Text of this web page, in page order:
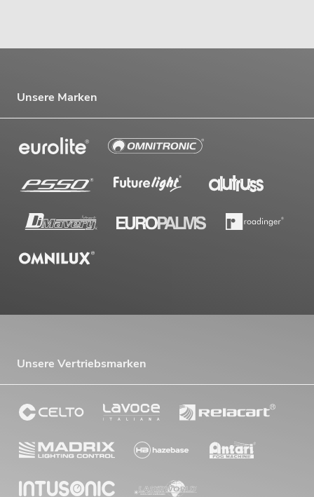
Unsere Marken
Unsere Vertriebsmarken